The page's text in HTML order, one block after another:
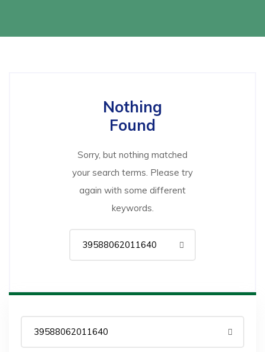
Nothing
Found
Sorry, but nothing matched
your search terms. Please try
again with some different
keywords.